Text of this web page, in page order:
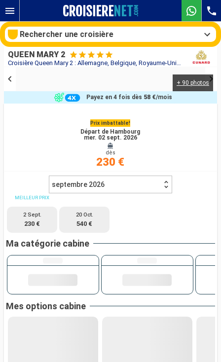
Croisière Queen Mary 2 : Allemagne, Belgique, Royaume-Uni au départ de Hambourg
QUEEN MARY 2
+ 90 photos
Prix imbattable!
Départ de Hambourg
mer. 02 sept. 2026
dès
230 €
Payez en 4 fois dès 58 €/mois
septembre 2026
MEILLEUR PRIX
2 Sept.
230 €
20 Oct.
540 €
Ma catégorie cabine
Mes options cabine
Rechercher une croisière
Compagnies
Rechercher